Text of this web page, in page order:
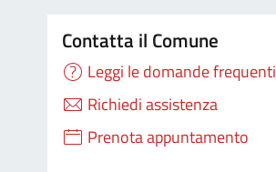
Contatta il Comune
Leggi le domande frequenti
Richiedi assistenza
Prenota appuntamento